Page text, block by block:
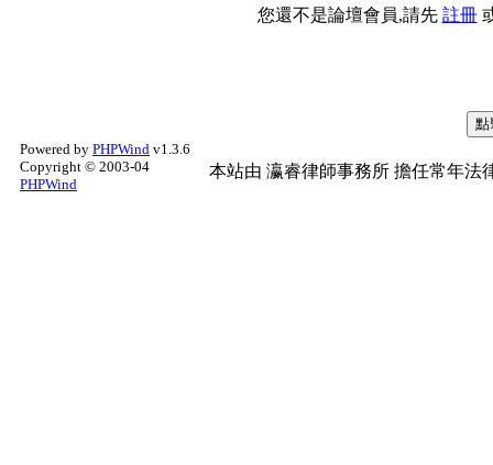
您還不是論壇會員,請先 註冊
Powered by PHPWind v1.3.6
Copyright © 2003-04
PHPWind
本站由 瀛睿律師事務所 擔任常年法